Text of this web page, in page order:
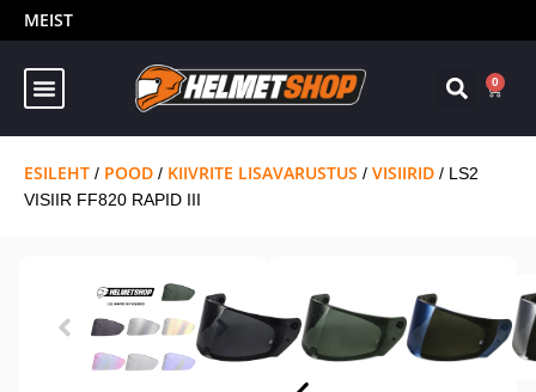
MEIST
0
ESILEHT / POOD / KIIVRITE LISAVARUSTUS / VISIIRID / LS2
VISIIR FF820 RAPID III
Kaupluses
kohal
TASUTA
tarne
14-päevane
tagastusõig